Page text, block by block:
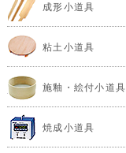
成形小道具
粘土小道具
施釉・絵付小道具
焼成小道具